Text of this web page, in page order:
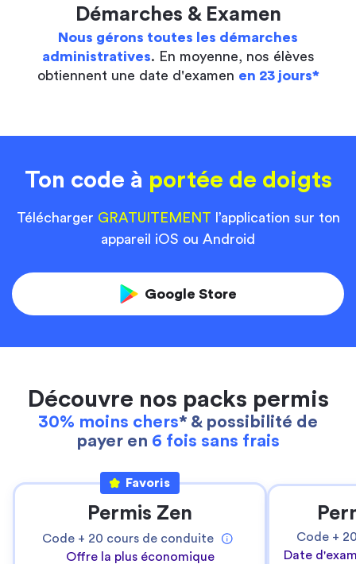
Démarches & Examen
Nous gérons toutes les démarches
administratives. En moyenne, nos élèves
obtiennent une date d'examen en 23 jours*
Ton code à portée de doigts
Télécharger GRATUITEMENT l’application sur ton
appareil iOS ou Android
Google Store
Découvre nos packs permis
30% moins chers* & possibilité de
payer en 6 fois sans frais
Favoris
Permis Zen
Code + 20 cours de conduite
Offre la plus économique
Code +
Date